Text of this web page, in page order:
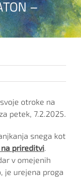
–
otroke na
petek, 7.2.2025.
snega kot
prireditvi.
v omejenih
je urejena proga